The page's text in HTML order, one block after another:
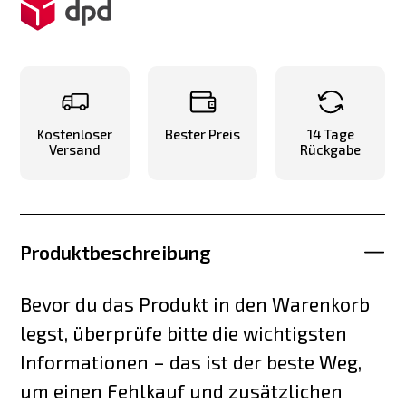
Kostenloser
Versand
Bester Preis
14 Tage
Rückgabe
Produktbeschreibung
Bevor du das Produkt in den Warenkorb
legst, überprüfe bitte die wichtigsten
Informationen – das ist der beste Weg,
um einen Fehlkauf und zusätzlichen